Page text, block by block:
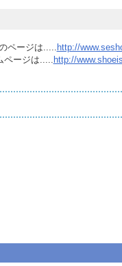
ページは.....
http://
ージは.....
http://